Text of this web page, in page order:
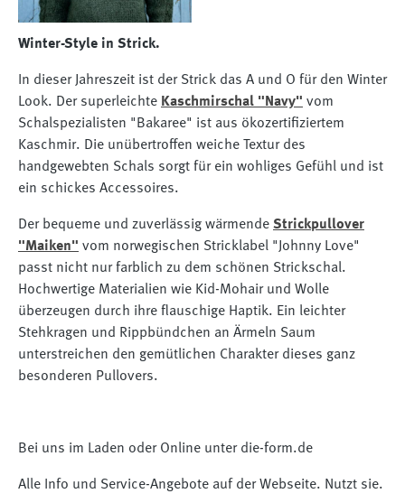
Winter-Style in Strick.
In dieser Jahreszeit ist der Strick das A und O für den Winter
Look. Der superleichte Kaschmirschal "Navy" vom
Schalspezialisten "Bakaree" ist aus ökozertifiziertem
Kaschmir. Die unübertroffen weiche Textur des
handgewebten Schals sorgt für ein wohliges Gefühl und ist
ein schickes Accessoires.
Der bequeme und zuverlässig wärmende Strickpullover
"Maiken" vom norwegischen Stricklabel "Johnny Love"
passt nicht nur farblich zu dem schönen Strickschal.
Hochwertige Materialien wie Kid-Mohair und Wolle
überzeugen durch ihre flauschige Haptik. Ein leichter
Stehkragen und Rippbündchen an Ärmeln Saum
unterstreichen den gemütlichen Charakter dieses ganz
besonderen Pullovers.
Bei uns im Laden oder Online unter die-form.de
Alle Info und Service-Angebote auf der Webseite. Nutzt sie.